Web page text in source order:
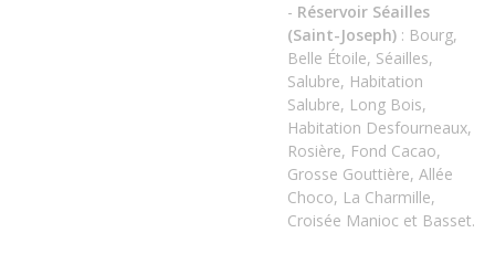
- Réservoir Séailles
(Saint-Joseph) : Bourg,
Belle Étoile, Séailles,
Salubre, Habitation
Salubre, Long Bois,
Habitation Desfourneaux,
Rosière, Fond Cacao,
Grosse Gouttière, Allée
Choco, La Charmille,
Croisée Manioc et Basset.